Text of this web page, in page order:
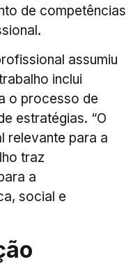
de competências
assumiu
inclui
o processo de
estratégias. “O
relevante para a
traz
a
social e